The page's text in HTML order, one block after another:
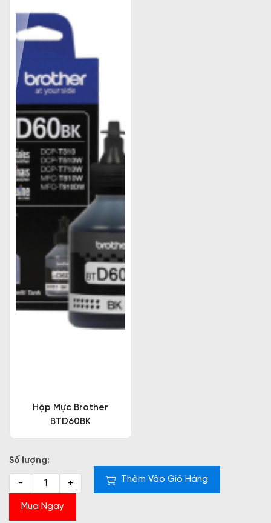
Hộp Mực Brother
BTD60BK
Số lượng:
- + Thêm Vào Giỏ Hàng
Mua Ngay